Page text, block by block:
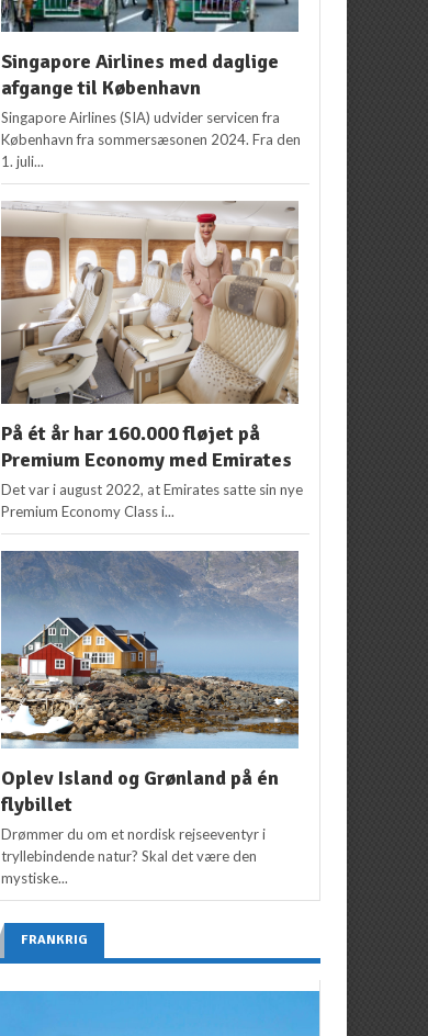
Singapore Airlines med daglige
afgange til København
Singapore Airlines (SIA) udvider servicen fra
København fra sommersæsonen 2024. Fra den
1. juli...
På ét år har 160.000 fløjet på
Premium Economy med Emirates
Det var i august 2022, at Emirates satte sin nye
Premium Economy Class i...
Oplev Island og Grønland på én
flybillet
Drømmer du om et nordisk rejseeventyr i
tryllebindende natur? Skal det være den
mystiske...
FRANKRIG